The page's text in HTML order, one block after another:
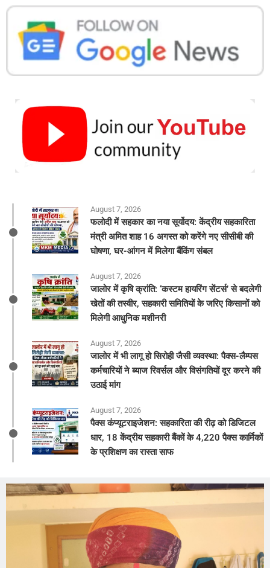
August 7, 2026
फलोदी में सहकार का नया सूर्योदय: केंद्रीय सहकारिता
मंत्री अमित शाह 16 अगस्त को करेंगे नए सीसीबी की
घोषणा, घर-आंगन में मिलेगा बैंकिंग संबल
August 7, 2026
​जालोर में कृषि क्रांति: ‘कस्टम हायरिंग सेंटर्स’ से बदलेगी
खेतों की तस्वीर, सहकारी समितियों के जरिए किसानों को
मिलेगी आधुनिक मशीनरी
August 7, 2026
जालोर में भी लागू हो सिरोही जैसी व्यवस्था: पैक्स-लैम्पस
कर्मचारियों ने ब्याज रिवर्सल और विसंगतियों दूर करने की
उठाई मांग
August 7, 2026
पैक्स कंप्यूटराइजेशन: सहकारिता की रीढ़ को डिजिटल
धार, 18 केंद्रीय सहकारी बैंकों के 4,220 पैक्स कार्मिकों
के प्रशिक्षण का रास्ता साफ